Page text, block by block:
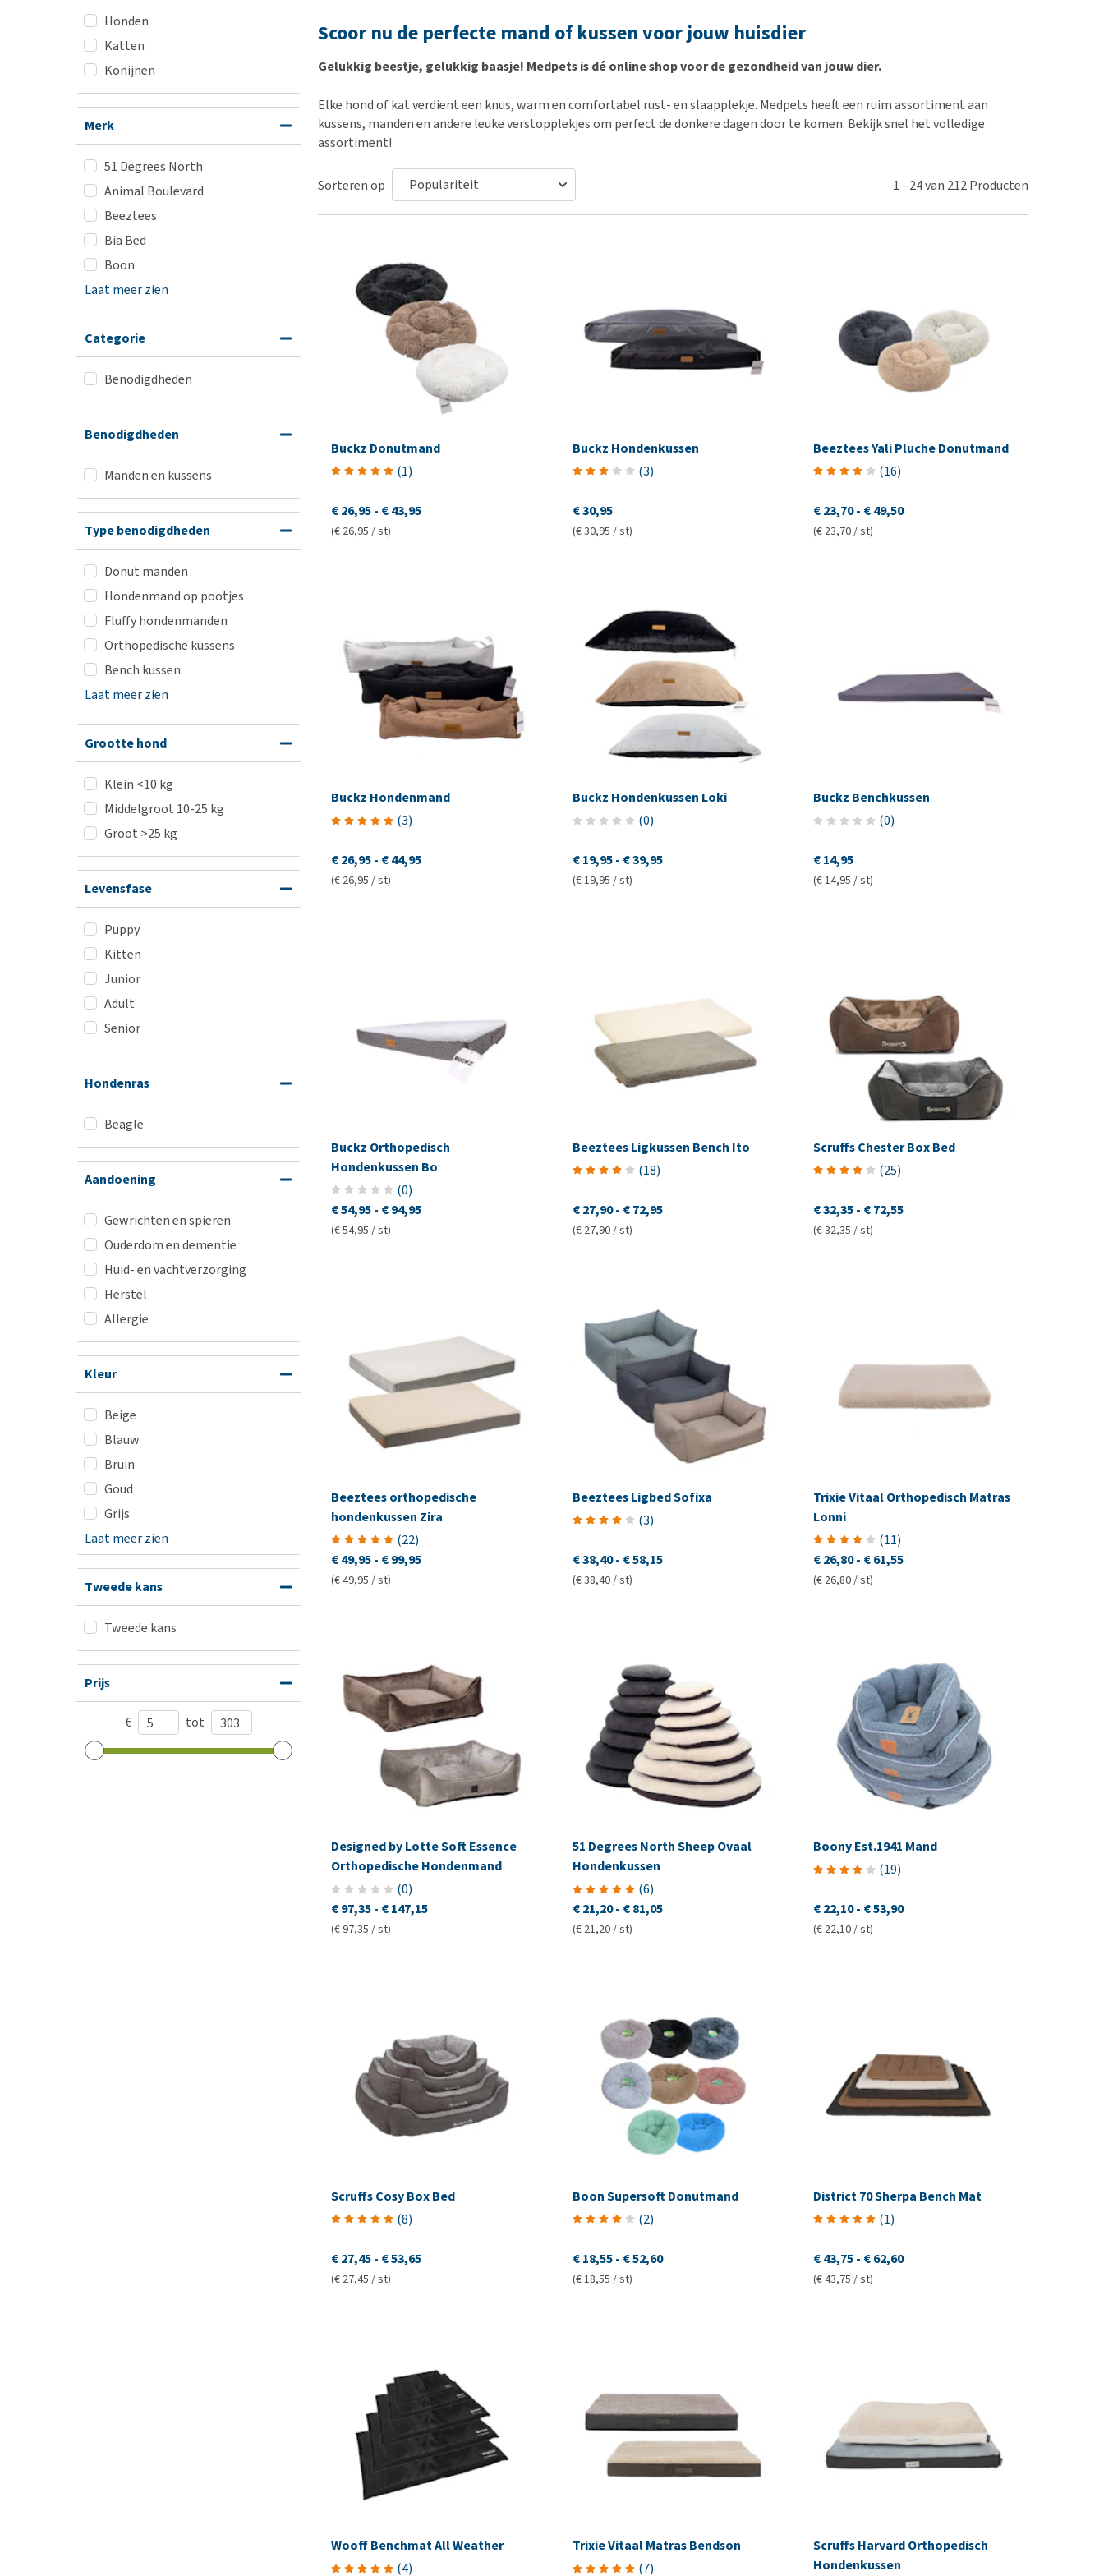
Biologisch hondenvoer
Vegan hondenvoer
Snacks
Bekijk alles
Voer- en drinkbakken
Bekijk alles
Puppy apotheek
Ouderdom en dementie
Vruchtbaarheid
Puppy apotheek
Ouderdom en dementie
Help! Mijn hond plast in
Bekijk alles
Honden
Katten
Konijnen
Merk
51 Degrees North
Animal Boulevard
Beeztees
Bia Bed
Boon
Laat meer zien
Categorie
Benodigdheden
Benodigdheden
Manden en kussens
Type benodigdheden
Donut manden
Hondenmand op pootjes
Fluffy hondenmanden
Orthopedische kussens
Bench kussen
Laat meer zien
Grootte hond
Klein <10 kg
Middelgroot 10-25 kg
Groot >25 kg
Levensfase
Puppy
Kitten
Junior
Adult
Senior
Hondenras
Beagle
Aandoening
Gewrichten en spieren
Ouderdom en dementie
Huid- en vachtverzorging
Herstel
Allergie
Kleur
Beige
Blauw
Bruin
Goud
Grijs
Laat meer zien
Tweede kans
Tweede kans
Prijs
€ tot
Scoor nu de perfecte mand of kussen voor jouw huisdier
Gelukkig beestje, gelukkig baasje! Medpets is dé online shop voor de gezondheid van jouw dier.
Elke hond of kat verdient een knus, warm en comfortabel rust- en slaapplekje. Medpets heeft een ruim assortiment aan
kussens, manden en andere leuke verstopplekjes om perfect de donkere dagen door te komen. Bekijk snel het volledige
assortiment!
Sorteren op 1 - 24van 212Producten
Buckz Donutmand
(1)
€ 26,95- € 43,95
(€ 26,95 / st)
Buckz Hondenkussen
(3)
€ 30,95
(€ 30,95 / st)
Beeztees Yali Pluche Donutmand
(16)
€ 23,70- € 49,50
(€ 23,70 / st)
Buckz Hondenmand
(3)
€ 26,95- € 44,95
(€ 26,95 / st)
Buckz Hondenkussen Loki
(0)
€ 19,95 - € 39,95
(€ 19,95 / st)
Buckz Benchkussen
(0)
€ 14,95
(€ 14,95 / st)
Buckz Orthopedisch
Hondenkussen Bo
(0)
€ 54,95- € 94,95
(€ 54,95 / st)
Beeztees Ligkussen Bench Ito
(18)
€ 27,90 - € 72,95
(€ 27,90 / st)
Scruffs Chester Box Bed
(25)
€ 32,35- € 72,55
(€ 32,35 / st)
Beeztees orthopedische
hondenkussen Zira
(22)
€ 49,95- € 99,95
(€ 49,95 / st)
Beeztees Ligbed Sofixa
(3)
€ 38,40 - € 58,15
(€ 38,40 / st)
Trixie Vitaal Orthopedisch Matras
Lonni
(11)
€ 26,80- € 61,55
(€ 26,80 / st)
Designed by Lotte Soft Essence
Orthopedische Hondenmand
(0)
€ 97,35- € 147,15
(€ 97,35 / st)
51 Degrees North Sheep Ovaal
Hondenkussen
(6)
€ 21,20 - € 81,05
(€ 21,20 / st)
Boony Est.1941 Mand
(19)
€ 22,10- € 53,90
(€ 22,10 / st)
Scruffs Cosy Box Bed
(8)
€ 27,45- € 53,65
(€ 27,45 / st)
Boon Supersoft Donutmand
(2)
€ 18,55 - € 52,60
(€ 18,55 / st)
District 70 Sherpa Bench Mat
(1)
€ 43,75- € 62,60
(€ 43,75 / st)
Wooff Benchmat All Weather
(4)
Trixie Vitaal Matras Bendson
(7)
Scruffs Harvard Orthopedisch
Hondenkussen